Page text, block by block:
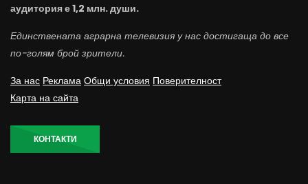
аудитория е 1,2 млн. души.
Единствената аграрна телевизия у нас достигаща до все
по-голям брой зрители.
За нас Реклама Общи условия Поверителност
Карта на сайта
КОНТАКТИ